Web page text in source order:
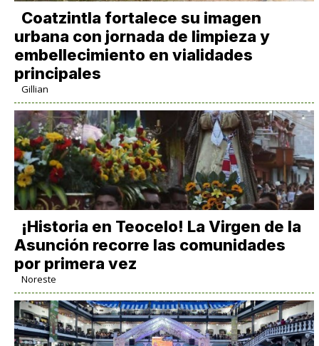
Coatzintla fortalece su imagen
urbana con jornada de limpieza y
embellecimiento en vialidades
principales
Gillian
​¡Historia en Teocelo! La Virgen de la
Asunción recorre las comunidades
por primera vez
Noreste